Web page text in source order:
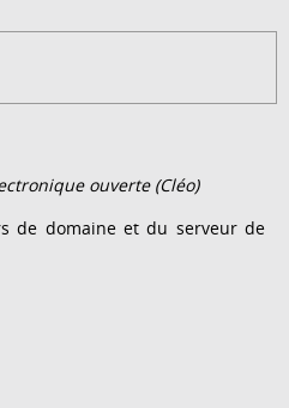
ouverte (Cléo)
de domaine et du serveur de